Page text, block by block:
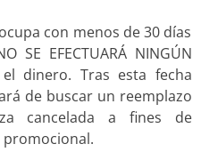
con menos de 30 días
EFECTUARÁ NINGÚN
el dinero. Tras esta fecha
de buscar un reemplazo
cancelada a fines de
promocional.